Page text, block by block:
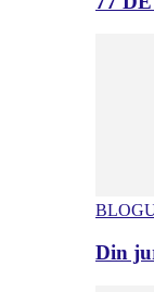
Din